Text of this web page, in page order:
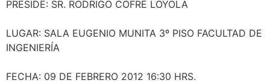
PRESIDE: SR. RODRIGO COFRÉ LOYOLA
LUGAR: SALA EUGENIO MUNITA 3º PISO FACULTAD DE
INGENIERÍA
FECHA: 09 DE FEBRERO 2012 16:30 HRS.